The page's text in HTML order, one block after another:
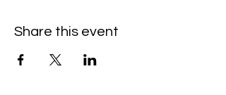
Share this event